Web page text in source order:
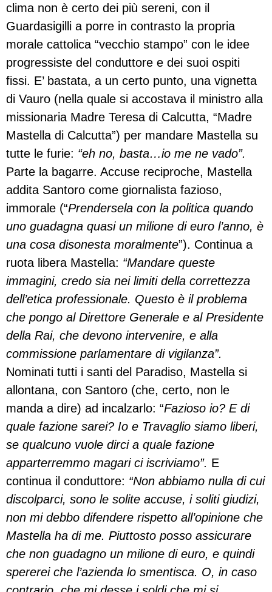
clima non è certo dei più sereni, con il
Guardasigilli a porre in contrasto la propria
morale cattolica “vecchio stampo” con le idee
progressiste del conduttore e dei suoi ospiti
fissi. E’ bastata, a un certo punto, una vignetta
di Vauro (nella quale si accostava il ministro alla
missionaria Madre Teresa di Calcutta, “Madre
Mastella di Calcutta”) per mandare Mastella su
tutte le furie: “eh no, basta…io me ne vado”.
Parte la bagarre. Accuse reciproche, Mastella
addita Santoro come giornalista fazioso,
immorale (“Prendersela con la politica quando
uno guadagna quasi un milione di euro l’anno, è
una cosa disonesta moralmente”). Continua a
ruota libera Mastella: “Mandare queste
immagini, credo sia nei limiti della correttezza
dell’etica professionale. Questo è il problema
che pongo al Direttore Generale e al Presidente
della Rai, che devono intervenire, e alla
commissione parlamentare di vigilanza”.
Nominati tutti i santi del Paradiso, Mastella si
allontana, con Santoro (che, certo, non le
manda a dire) ad incalzarlo: “Fazioso io? E di
quale fazione sarei? Io e Travaglio siamo liberi,
se qualcuno vuole dirci a quale fazione
apparterremmo magari ci iscriviamo”. E
continua il conduttore: “Non abbiamo nulla di cui
discolparci, sono le solite accuse, i soliti giudizi,
non mi debbo difendere rispetto all’opinione che
Mastella ha di me. Piuttosto posso assicurare
che non guadagno un milione di euro, e quindi
spererei che l’azienda lo smentisca. O, in caso